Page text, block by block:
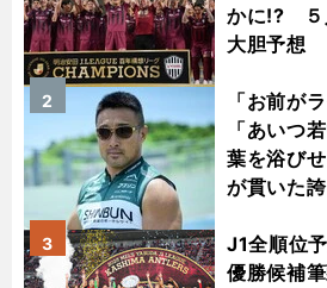
かに!? ５
大胆予想
「お前が
「あいつ
葉を浴び
が貫いた
2
J1全順位
優勝候補
3